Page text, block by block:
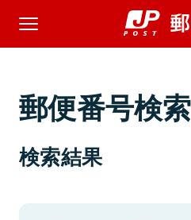
郵便番号検索
検索結果